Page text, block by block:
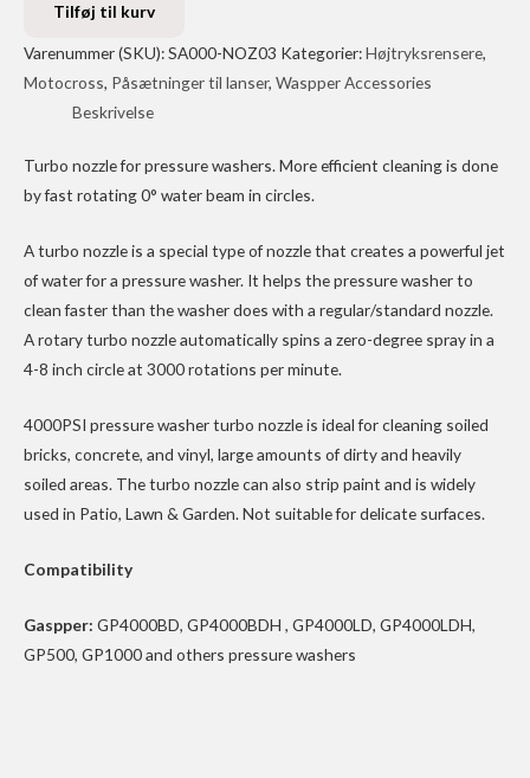
NozzleTilføj til kurv
Varenummer (SKU):SA000-NOZ03 Kategorier:Højtryksrensere,
Motocross, Påsætninger til lanser, Waspper Accessories
Beskrivelse
Turbo nozzle for pressure washers. More efficient cleaning is done
by fast rotating 0° water beam in circles.
A turbo nozzle is a special type of nozzle that creates a powerful jet
of water for a pressure washer. It helps the pressure washer to
clean faster than the washer does with a regular/standard nozzle.
A rotary turbo nozzle automatically spins a zero-degree spray in a
4-8 inch circle at 3000 rotations per minute.
4000PSI pressure washer turbo nozzle is ideal for cleaning soiled
bricks, concrete, and vinyl, large amounts of dirty and heavily
soiled areas. The turbo nozzle can also strip paint and is widely
used in Patio, Lawn & Garden. Not suitable for delicate surfaces.
Compatibility
Gaspper: GP4000BD, GP4000BDH , GP4000LD, GP4000LDH,
GP500, GP1000 and others pressure washers